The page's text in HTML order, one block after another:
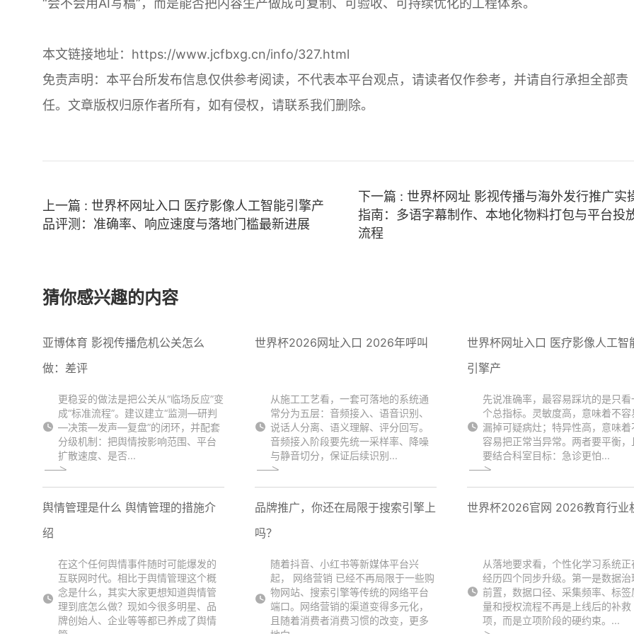
“会不会用AI写稿”，而是能否把内容生产做成可复制、可验收、可持续优化的工程体系。
本文链接地址： https://www.jcfbxg.cn/info/327.html
免责声明：本平台所发布信息仅供参考阅读，不代表本平台观点，请读者仅作参考，并请自行承担全部责
任。文章版权归原作者所有，如有侵权，请联系我们删除。
上一篇 : 世界杯网址入口 医疗影像人工智能引擎产
品评测：准确率、响应速度与落地门槛最新进展
下一篇 : 世界杯网址 影视传播与海外发行推广实
指南：多语字幕制作、本地化物料打包与平台投
流程
猜你感兴趣的内容
亚博体育 影视传播危机公关怎么
做：差评
更稳妥的做法是把公关从“临场反应”变
成“标准流程”。建议建立“监测—研判
—决策—发声—复盘”的闭环，并配套
分级机制：把舆情按影响范围、平台
扩散速度、是否...
世界杯2026网址入口 2026年呼叫
从施工工艺看，一套可落地的系统通
常分为五层：音频接入、语音识别、
说话人分离、语义理解、评分回写。
音频接入阶段要先统一采样率、降噪
与静音切分，保证后续识别...
世界杯网址入口 医疗影像人工智
引擎产
先说准确率，最容易踩坑的是只看
个总指标。灵敏度高，意味着不容
漏掉可疑病灶；特异性高，意味着
容易把正常当异常。两者要平衡，
要结合科室目标：急诊更怕...
舆情管理是什么 舆情管理的措施介
绍
在这个任何舆情事件随时可能爆发的
互联网时代。相比于舆情管理这个概
念是什么，其实大家更想知道舆情管
理到底怎么做？现如今很多明星、品
牌创始人、企业等等都已养成了舆情
品牌推广，你还在局限于搜索引擎上
吗？
随着抖音、小红书等新媒体平台兴
起， 网络营销 已经不再局限于一些购
物网站、搜索引擎等传统的网络平台
端口。网络营销的渠道变得多元化，
且随着消费者消费习惯的改变，更多
世界杯2026官网 2026教育行业
从落地要求看，个性化学习系统正
经历四个同步升级。第一是数据治
前置，数据口径、采集频率、标签
量和授权流程不再是上线后的补救
项，而是立项阶段的硬约束。...